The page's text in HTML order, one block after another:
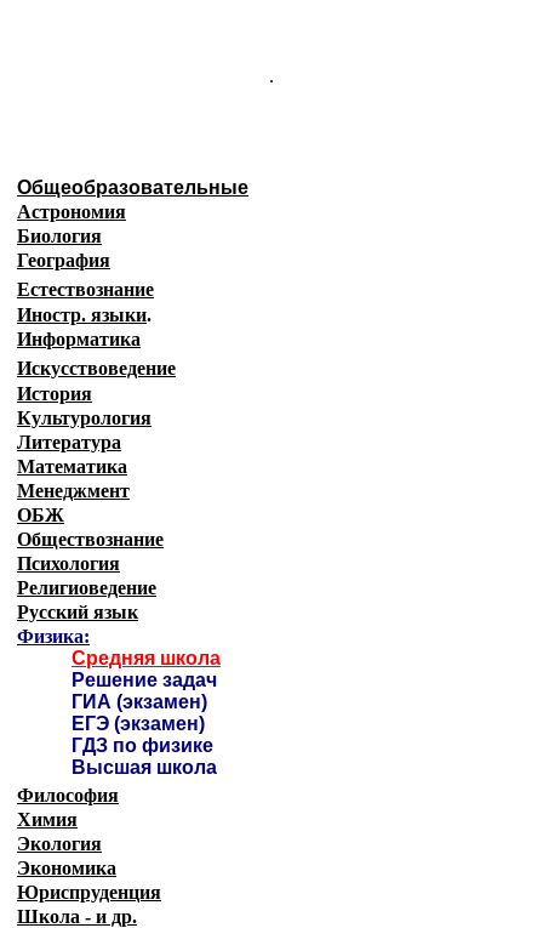
.
Общеобразовательные
Астрономия
Биология
География
Естествознание
Иностр. языки.
Информатика
Искусствоведение
История
Культурология
Литература
Математика
Менеджмент
ОБЖ
Обществознание
Психология
Религиоведение
Русский язык
Физика:
Средняя школа
Решение задач
ГИА (экзамен)
ЕГЭ (экзамен)
ГДЗ по физике
Высшая школа
Философия
Химия
Экология
Экономика
Юриспруденция
Школа - и др.